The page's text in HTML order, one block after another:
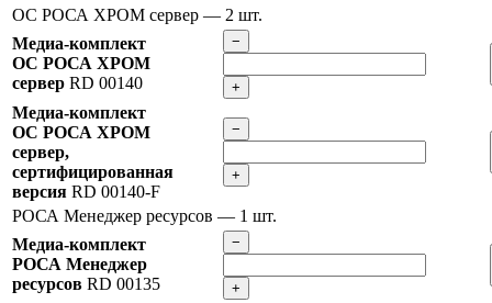
ОС РОСА ХРОМ сервер — 2 шт.
Медиа-комплект
ОС РОСА ХРОМ
сервер RD 00140
−
+
Медиа-комплект
ОС РОСА ХРОМ
сервер,
сертифицированная
версия RD 00140-F
−
+
РОСА Менеджер ресурсов — 1 шт.
Медиа-комплект
РОСА Менеджер
ресурсов RD 00135
−
+